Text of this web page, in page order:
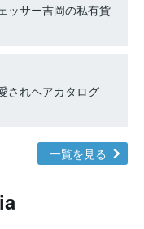
ッサー吉岡の私有貨
されヘアカタログ
一覧を見る